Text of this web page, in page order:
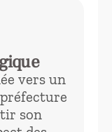
vers un
son